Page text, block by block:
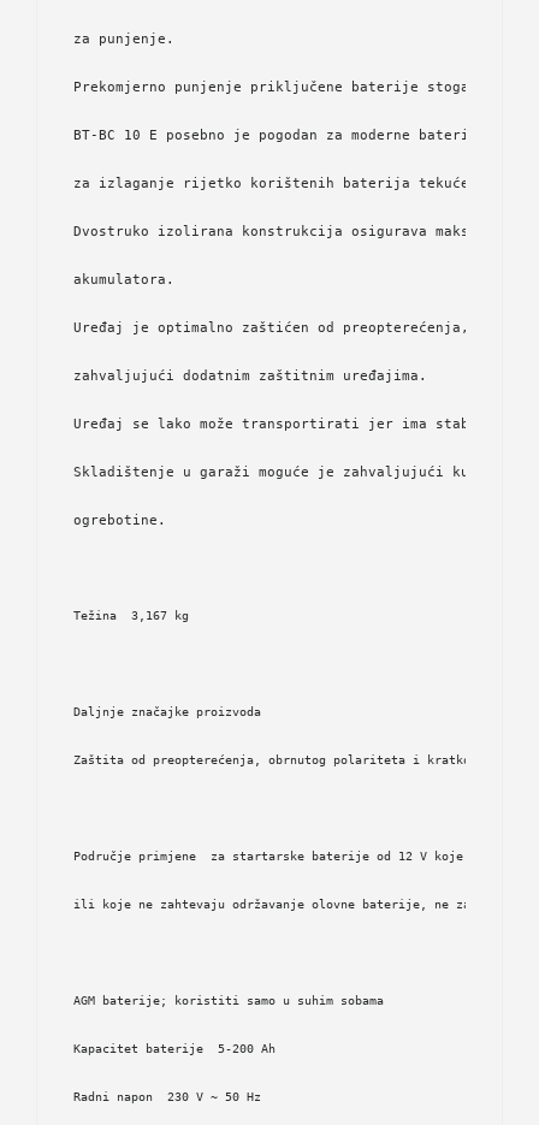
za punjenje.
Prekomjerno punjenje priključene baterije stoga nije
BT-BC 10 E posebno je pogodan za moderne baterije
za izlaganje rijetko korištenih baterija tekućem
Dvostruko izolirana konstrukcija osigurava
akumulatora.
Uređaj je optimalno zaštićen od preopterećenja,
zahvaljujući dodatnim zaštitnim uređajima.
Uređaj se lako može transportirati jer ima stabilnu i
Skladištenje u garaži moguće je zahvaljujući kućištu
ogrebotine.
Težina  3,167 kg
Daljnje značajke proizvoda
Zaštita od preopterećenja, obrnutog polariteta i kratkog spoja
Područje primjene  za startarske baterije od 12 V koje nisu
ili koje ne zahtevaju održavanje olovne baterije, ne za olovne
AGM baterije; koristiti samo u suhim sobama
Kapacitet baterije  5-200 Ah
Radni napon  230 V ~ 50 Hz